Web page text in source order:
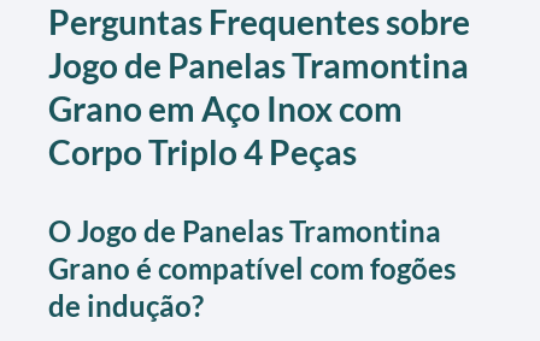
Perguntas Frequentes sobre
Jogo de Panelas Tramontina
Grano em Aço Inox com
Corpo Triplo 4 Peças
O Jogo de Panelas Tramontina
Grano é compatível com fogões
de indução?